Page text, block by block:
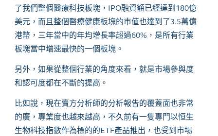
了我們整個醫療科技板塊，IPO融資額已經達到180億
美元，而且整個醫療健康板塊的市值也達到了3.5萬億
港幣，三年當中的年均增長率超過60%，是所有行業
板塊當中增速最快的一個板塊。
另外，如果從整個行業的角度來看，就是市場參與度
和認可度都在不斷的提高。
比如說，現在賣方分析師的分析報告的覆蓋面也非常
的廣，專業度也越來越高， 不久前有一隻專門以恒生
生物科技指數作為標的的ETF產品推出，也受到市場